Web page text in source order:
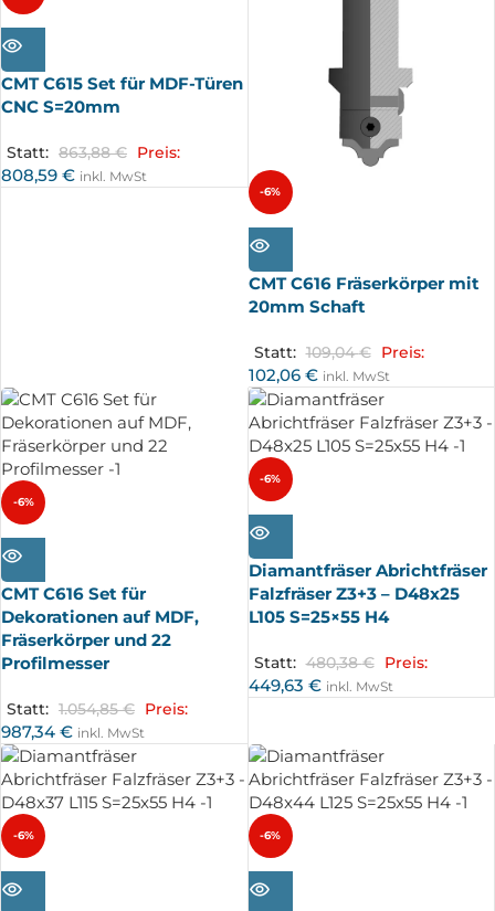
AUSV
ERKA
CMT C615 Set für MDF-Türen
CNC S=20mm
Statt: 863,88€ Preis:
808,59 € inkl. MwSt
-6%
AUSV
ERKA
UFT
CMT C616 Fräserkörper mit
20mm Schaft
Statt: 109,04€ Preis:
102,06 € inkl. MwSt
-6%
AUSV
ERKA
UFT
CMT C616 Set für
Dekorationen auf MDF,
Fräserkörper und 22
Profilmesser
Statt: 1.054,85€ Preis:
987,34 € inkl. MwSt
-6%
AUSV
ERKA
UFT
Diamantfräser Abrichtfräser
Falzfräser Z3+3 – D48x25
L105 S=25×55 H4
Statt: 480,38€ Preis:
449,63 € inkl. MwSt
-6%
AUSV
ERKA
UFT
-6%
AUSV
ERKA
UFT